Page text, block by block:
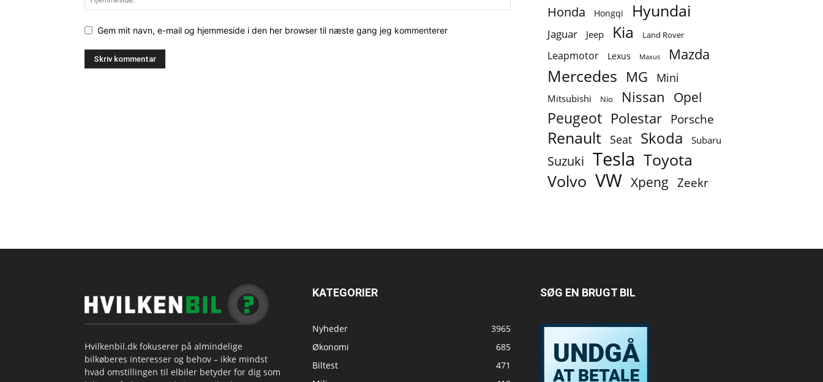
Gem mit navn, e-mail og hjemmeside i den her browser til næste gang jeg kommenterer
Honda Hongqi Hyundai
Jaguar Jeep Kia Land Rover
Leapmotor Lexus Maxus Mazda
Mercedes MG Mini
Mitsubishi Nio Nissan Opel
Peugeot Polestar Porsche
Renault Seat Skoda Subaru
Suzuki Tesla Toyota
Volvo VW Xpeng Zeekr
Hvilkenbil.dk fokuserer på almindelige
bilkøberes interesser og behov – ikke mindst
hvad omstillingen til elbiler betyder for dig som
KATEGORIER
Nyheder
3965
Økonomi
685
Biltest
471
SØG EN BRUGT BIL